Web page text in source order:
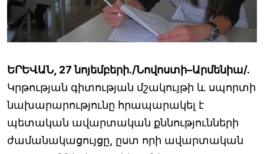
ԵՐԵՎԱՆ, 27 նոյեմբերի./Նովոստի–Արմենիա/.
Կրթության գիտության մշակույթի և սպորտի
նախարարությունը հրապարակել է
պետական ավարտական քննությունների
ժամանակացույցը, ըստ որի ավարտական